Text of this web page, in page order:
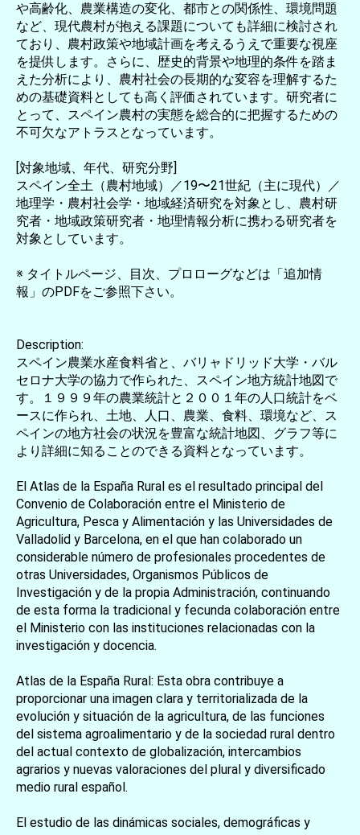
や高齢化、農業構造の変化、都市との関係性、環境問題
など、現代農村が抱える課題についても詳細に検討され
ており、農村政策や地域計画を考えるうえで重要な視座
を提供します。さらに、歴史的背景や地理的条件を踏ま
えた分析により、農村社会の長期的な変容を理解するた
めの基礎資料としても高く評価されています。研究者に
とって、スペイン農村の実態を総合的に把握するための
不可欠なアトラスとなっています。
[対象地域、年代、研究分野]
スペイン全土（農村地域）／19〜21世紀（主に現代）／
地理学・農村社会学・地域経済研究を対象とし、農村研
究者・地域政策研究者・地理情報分析に携わる研究者を
対象としています。
※ タイトルページ、目次、プロローグなどは「追加情
報」のPDFをご参照下さい。
Description:
スペイン農業水産食料省と、バリャドリッド大学・バル
セロナ大学の協力で作られた、スペイン地方統計地図で
す。１９９９年の農業統計と２００１年の人口統計をベ
ースに作られ、土地、人口、農業、食料、環境など、ス
ペインの地方社会の状況を豊富な統計地図、グラフ等に
より詳細に知ることのできる資料となっています。
El Atlas de la España Rural es el resultado principal del
Convenio de Colaboración entre el Ministerio de
Agricultura, Pesca y Alimentación y las Universidades de
Valladolid y Barcelona, en el que han colaborado un
considerable número de profesionales procedentes de
otras Universidades, Organismos Públicos de
Investigación y de la propia Administración, continuando
de esta forma la tradicional y fecunda colaboración entre
el Ministerio con las instituciones relacionadas con la
investigación y docencia.
Atlas de la España Rural: Esta obra contribuye a
proporcionar una imagen clara y territorializada de la
evolución y situación de la agricultura, de las funciones
del sistema agroalimentario y de la sociedad rural dentro
del actual contexto de globalización, intercambios
agrarios y nuevas valoraciones del plural y diversificado
medio rural español.
El estudio de las dinámicas sociales, demográficas y